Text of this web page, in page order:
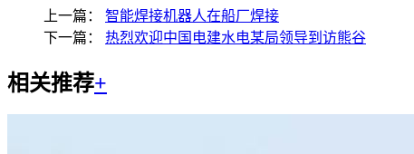
上一篇：
智能焊接机器人在船厂焊接
下一篇：
热烈欢迎中国电建水电某局领导到访熊谷
相关推荐+